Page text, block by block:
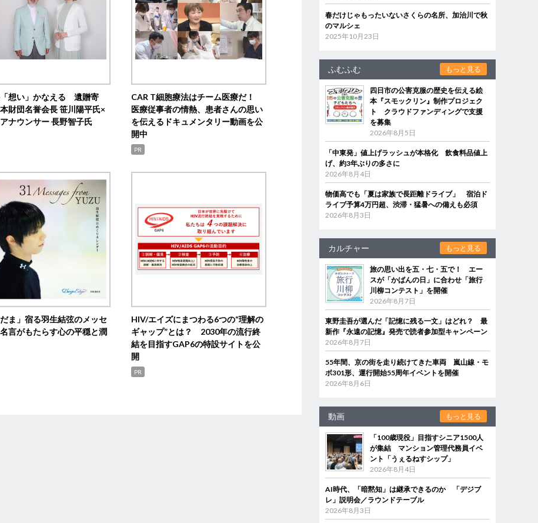
想い」かなえる 遺贈寄
財団名誉会長 笹川陽平氏×
ナウンサー 長野智子氏
CAR T細胞療法はチーム医療だ！
医療従事者の情熱、患者さんの思い
を伝えるドキュメンタリー動画を公
開中
PR
だま」宿る羽生結弦のメッセ
言がもたらす心の平穏と潤
HIV/エイズにまつわる6つの“理解の
ギャップ”とは？ 2030年の流行終
結を目指すGAP6の特設サイトを公
開
PR
春だけじゃもったいないさくらの名所、加治川で秋
のマルシェ
2025年10月23日
ふむふむ もっと見る
四日市の公害克服の歴史を伝える絵
本『スモックリン』制作プロジェク
ト クラウドファンディングで支援
を募集
2026年8月5日
「中東発」値上げラッシュが本格化 飲食料品値上
げ、約3年ぶりの多さに
2026年8月4日
物価高でも「夏は家族で長距離ドライブ」 宿泊ド
ライブ予算4万円超、渋滞・猛暑への備えも必須
2026年8月3日
カルチャー もっと見る
旅の思い出を五・七・五で！ エー
スが「かばんの日」に合わせ「旅行
川柳コンテスト」を開催
2026年8月7日
東野圭吾が選んだ「記憶に残る一文」はどれ？ 最
新作『永遠の記憶』発売で読者参加型キャンペーン
2026年8月7日
55年間、京の街を走り続けてきた車両 嵐山線・モ
ボ301形、運行開始55周年イベントを開催
2026年8月6日
動画 もっと見る
「100歳現役」目指すシニア1500人
が集結 マンション管理代務員イベ
ント「うぇるねすシップ」
2026年8月4日
AI時代、「暗黙知」は継承できるのか 「デジブ
レ」説明会／ラウンドテーブル
2026年8月3日